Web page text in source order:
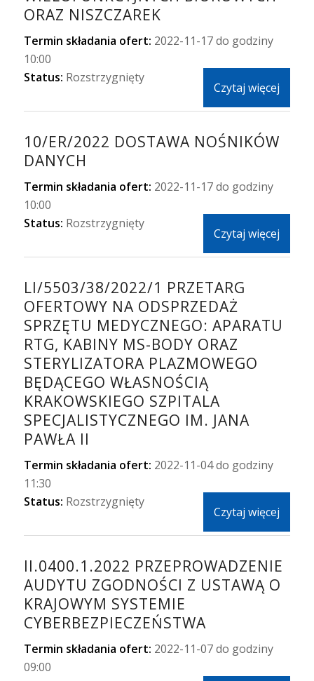
ORAZ NISZCZAREK
Termin składania ofert: 2022-11-17 do godziny
10:00
Status: Rozstrzygnięty
Czytaj więcej
10/ER/2022 DOSTAWA NOŚNIKÓW
DANYCH
Termin składania ofert: 2022-11-17 do godziny
10:00
Status: Rozstrzygnięty
Czytaj więcej
LI/5503/38/2022/1 PRZETARG
OFERTOWY NA ODSPRZEDAŻ
SPRZĘTU MEDYCZNEGO: APARATU
RTG, KABINY MS-BODY ORAZ
STERYLIZATORA PLAZMOWEGO
BĘDĄCEGO WŁASNOŚCIĄ
KRAKOWSKIEGO SZPITALA
SPECJALISTYCZNEGO IM. JANA
PAWŁA II
Termin składania ofert: 2022-11-04 do godziny
11:30
Status: Rozstrzygnięty
Czytaj więcej
II.0400.1.2022 PRZEPROWADZENIE
AUDYTU ZGODNOŚCI Z USTAWĄ O
KRAJOWYM SYSTEMIE
CYBERBEZPIECZEŃSTWA
Termin składania ofert: 2022-11-07 do godziny
09:00